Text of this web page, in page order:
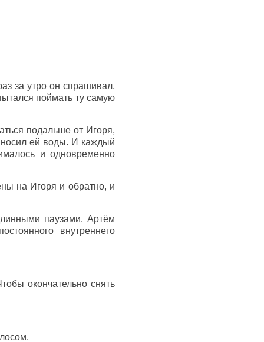
за утро он спрашивал,
поймать ту самую
подальше от Игоря,
ей воды. И каждый
и одновременно
на Игоря и обратно, и
паузами. Артём
внутреннего
окончательно снять